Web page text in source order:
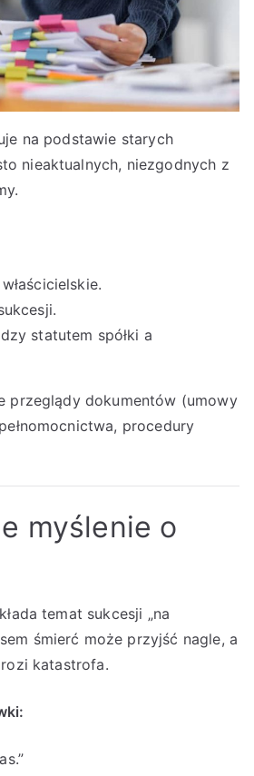
na podstawie starych
nieaktualnych, niezgodnych z
statutem spółki a
przeglądy dokumentów (umowy
procedury
myślenie o
temat sukcesji „na
śmierć może przyjść nagle, a
katastrofa.